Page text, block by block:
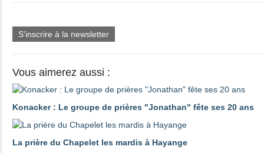
S'inscrire à la newsletter
Vous aimerez aussi :
Konacker : Le groupe de prières "Jonathan" fête ses 20 ans
La prière du Chapelet les mardis à Hayange